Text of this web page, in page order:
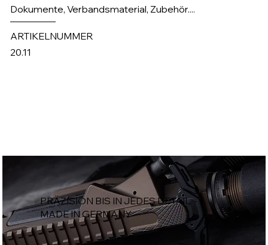
Dokumente, Verbandsmaterial, Zubehör....
ARTIKELNUMMER
20.11
PRÄZISION BIS IN JEDES DETAIL -
MADE IN GERMANY